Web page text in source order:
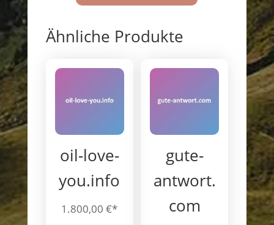
Ähnliche Produkte
oil-love-
you.info
1.800,00€
gute-
antwort.
com